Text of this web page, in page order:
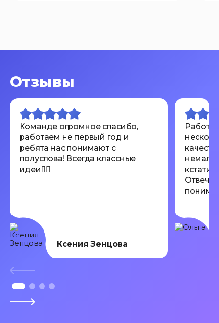
Отзывы
Команде огромное спасибо,
работаем не первый год и
ребята нас понимают с
полуслова! Всегда классные
идеи👍🏾
Ксения Зенцова
кстати